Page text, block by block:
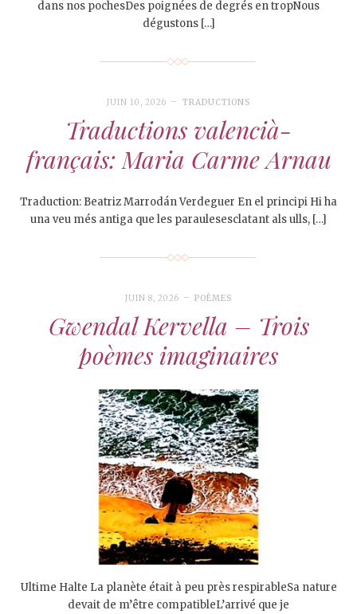
dans nos pochesDes poignées de degrés en tropNous
dégustons […]
JUIN 10, 2026 TRADUCTIONS
Traductions valencià-
français: Maria Carme Arnau
Traduction: Beatriz Marrodán Verdeguer En el principi Hi ha
una veu més antiga que les paraulesesclatant als ulls, […]
JUIN 8, 2026 POÈMES
Gwendal Kervella – Trois
poèmes imaginaires
Ultime Halte La planète était à peu près respirableSa nature
devait de m’être compatibleL’arrivé que je